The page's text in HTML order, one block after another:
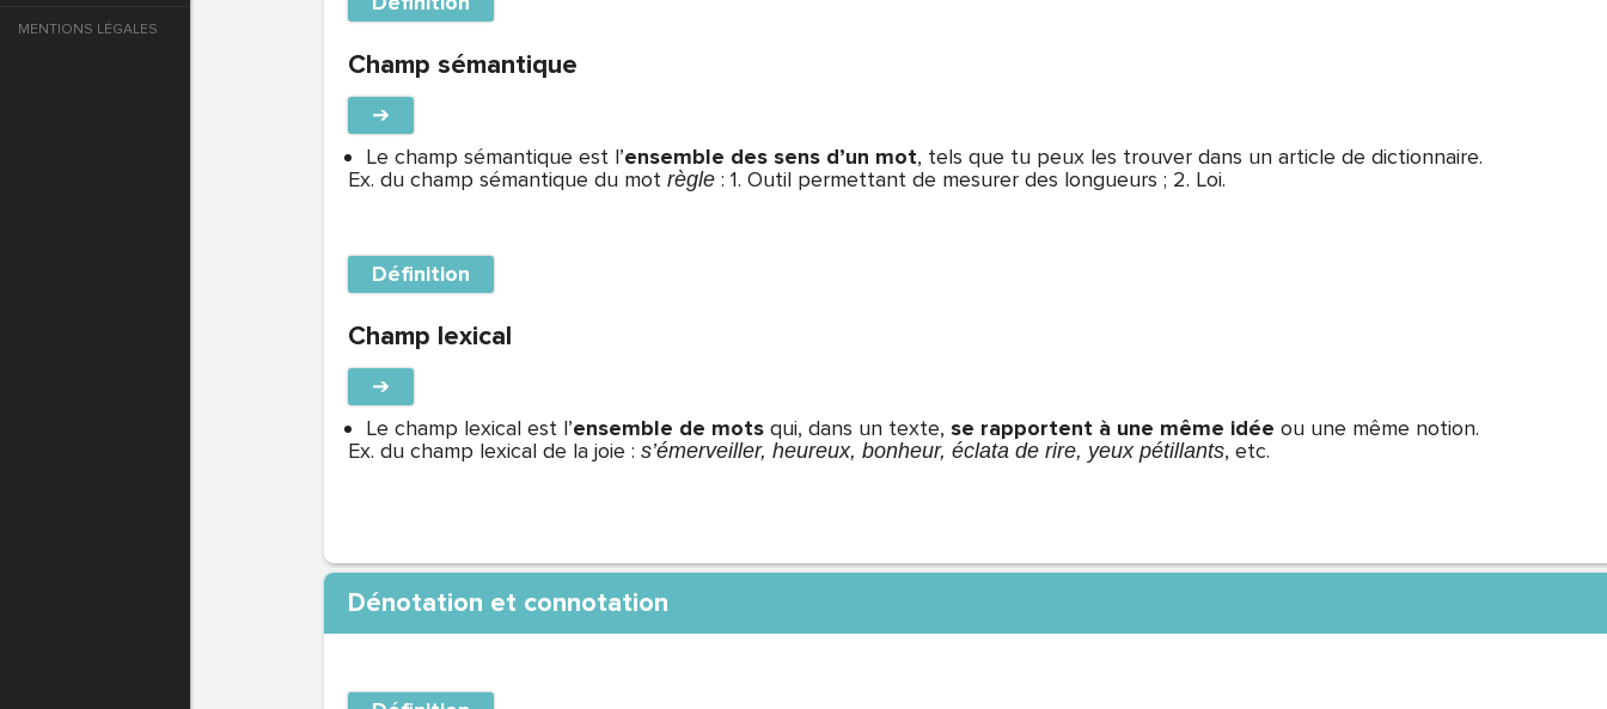
Champ sémantique
➔
Le champ sémantique est l’ensemble des sens d’un mot, tels que tu peux les trouver dans un article de dictionnaire.
Ex. du champ sémantique du mot règle: 1. Outil permettant de mesurer des longueurs ; 2. Loi.
Définition
Champ lexical
➔
Le champ lexical est l’ensemble de mots qui, dans un texte, se rapportent à une même idée ou une même notion.
Ex. du champ lexical de la joie : s’émerveiller, heureux, bonheur, éclata de rire, yeux pétillants, etc.
Dénotation et connotation
MENTIONS LÉGALES